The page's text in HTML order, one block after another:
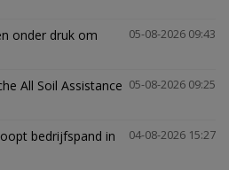
05-08-2026 09:43
onder druk om
05-08-2026 09:25
All Soil Assistance
04-08-2026 15:27
bedrijfspand in